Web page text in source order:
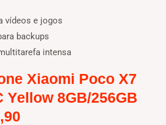
vídeos e jogos
backups
intensa
Xiaomi Poco X7
Yellow 8GB/256GB